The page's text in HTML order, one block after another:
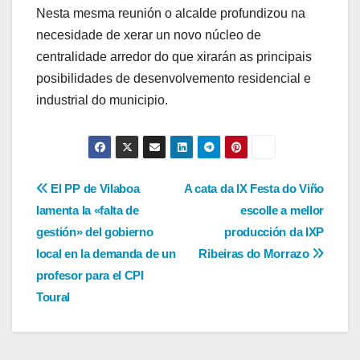
Nesta mesma reunión o alcalde profundizou na
necesidade de xerar un novo núcleo de
centralidade arredor do que xirarán as principais
posibilidades de desenvolvemento residencial e
industrial do municipio.
Navegación
de
entradas
A cata da IX Festa do Viño
escolle a mellor
producción da IXP
Ribeiras do Morrazo
El PP de Vilaboa
lamenta la «falta de
gestión» del gobierno
local en la demanda de un
profesor para el CPI
Toural